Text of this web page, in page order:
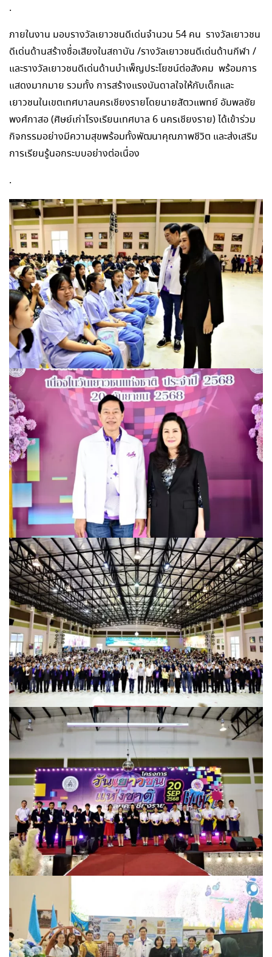
.
ภายในงาน มอบรางวัลเยาวชนดีเด่นจำนวน 54 คน รางวัลเยาวชน
ดีเด่นด้านสร้างชื่อเสียงในสถาบัน /รางวัลเยาวชนดีเด่นด้านกีฬา /
และรางวัลเยาวชนดีเด่นด้านบำเพ็ญประโยชน์ต่อสังคม พร้อมการ
แสดงมากมาย รวมทั้ง การสร้างแรงบันดาลใจให้กับเด็กและ
เยาวชนในเขตเทศบาลนครเชียงรายโดยนายสัตวแพทย์ อัมพลชัย
พงศ์กาสอ (ศิษย์เก่าโรงเรียนเทศบาล 6 นครเชียงราย) ได้เข้าร่วม
กิจกรรมอย่างมีความสุขพร้อมทั้งพัฒนาคุณภาพชีวิต และส่งเสริม
การเรียนรู้นอกระบบอย่างต่อเนื่อง
.